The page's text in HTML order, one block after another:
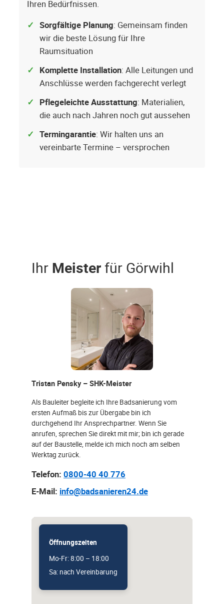
Ihren Bedürfnissen.
Sorgfältige Planung: Gemeinsam finden
wir die beste Lösung für Ihre
Raumsituation
Komplette Installation: Alle Leitungen und
Anschlüsse werden fachgerecht verlegt
Pflegeleichte Ausstattung: Materialien,
die auch nach Jahren noch gut aussehen
Termingarantie: Wir halten uns an
vereinbarte Termine – versprochen
Ihr Meisterfür Görwihl
Tristan Pensky – SHK-Meister
Als Bauleiter begleite ich Ihre Badsanierung vom
ersten Aufmaß bis zur Übergabe bin ich
durchgehend Ihr Ansprechpartner. Wenn Sie
anrufen, sprechen Sie direkt mit mir; bin ich gerade
auf der Baustelle, melde ich mich noch am selben
Werktag zurück.
Telefon: 0800-40 40 776
E-Mail: info@badsanieren24.de
Öffnungszeiten
Mo-Fr: 8:00 – 18:00
Sa: nach Vereinbarung